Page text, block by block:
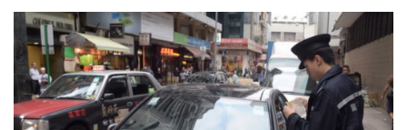
教學評測
EduTech
IT Times
生成式AI與雲端應用